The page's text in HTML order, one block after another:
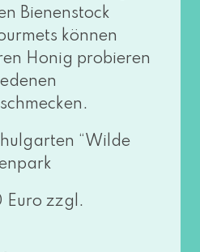
Bienenstock
kön­nen
Honig pro­bie­ren
“Wilde
zzgl.